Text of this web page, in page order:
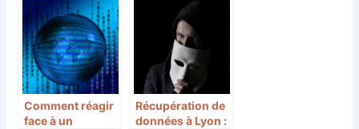
d’eau est
meilleure pour le
découpage de
matériaux ?
Comment réagir
face à un
Récupération de
données à Lyon :